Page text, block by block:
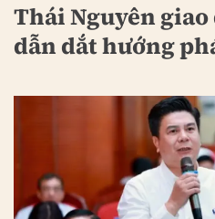
Thái Nguyên
dẫn dắt hướng